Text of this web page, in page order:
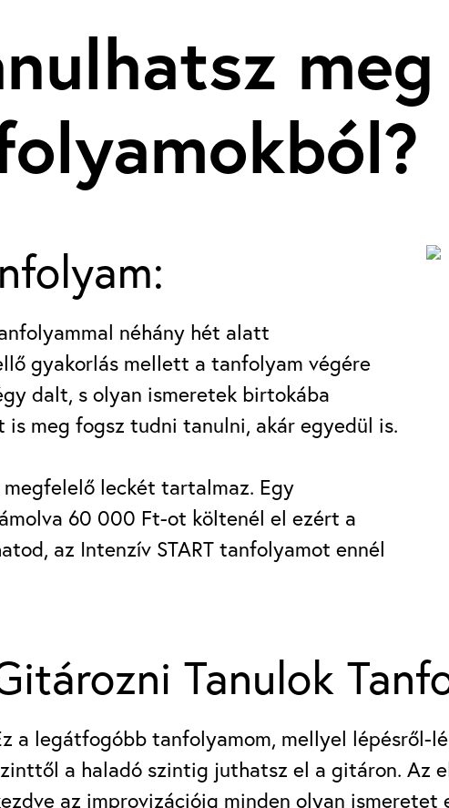
néhány hét alatt
gyakorlás mellett a tanfolyam végére
dalt, s olyan ismeretek birtokába
meg fogsz tudni tanulni, akár egyedül is.
leckét tartalmaz. Egy
60 000 Ft-ot költenél el ezért a
az Intenzív START tanfolyamot ennél
Tanulok
a legátfogóbb tanfolyamom, mellyel lépésről-
a haladó szintig juthatsz el a gitáron. Az
az improvizációig minden olyan